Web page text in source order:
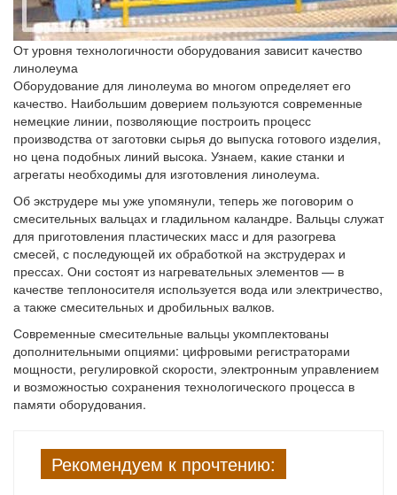
От уровня технологичности оборудования зависит качество
линолеума
Оборудование для линолеума во многом определяет его
качество. Наибольшим доверием пользуются современные
немецкие линии, позволяющие построить процесс
производства от заготовки сырья до выпуска готового изделия,
но цена подобных линий высока. Узнаем, какие станки и
агрегаты необходимы для изготовления линолеума.
Об экструдере мы уже упомянули, теперь же поговорим о
смесительных вальцах и гладильном каландре. Вальцы служат
для приготовления пластических масс и для разогрева
смесей, с последующей их обработкой на экструдерах и
прессах. Они состоят из нагревательных элементов — в
качестве теплоносителя используется вода или электричество,
а также смесительных и дробильных валков.
Современные смесительные вальцы укомплектованы
дополнительными опциями: цифровыми регистраторами
мощности, регулировкой скорости, электронным управлением
и возможностью сохранения технологического процесса в
памяти оборудования.
Рекомендуем к прочтению: